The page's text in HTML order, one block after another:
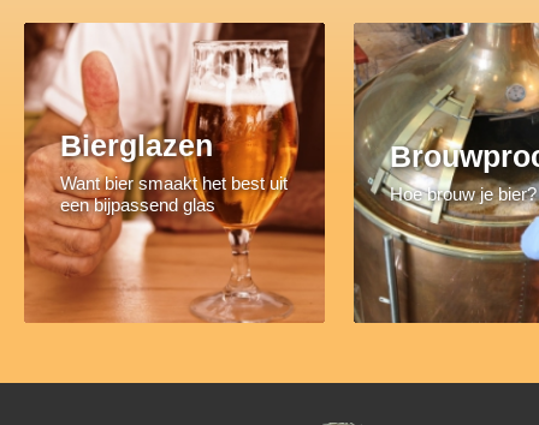
Bierglazen
Want bier smaakt het best uit
een bijpassend glas
Hoe brouw je bier?